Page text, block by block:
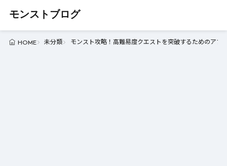
モンストブログ
HOME 未分類 モンスト攻略！高難易度クエストを突破するためのアプ